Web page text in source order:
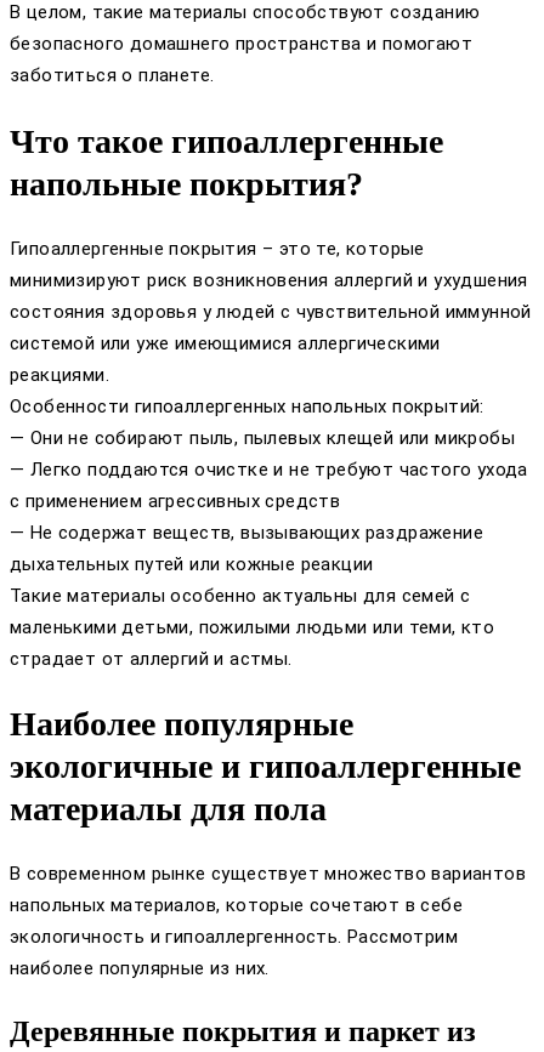
В целом, такие материалы способствуют созданию
безопасного домашнего пространства и помогают
заботиться о планете.
Что такое гипоаллергенные
напольные покрытия?
Гипоаллергенные покрытия – это те, которые
минимизируют риск возникновения аллергий и ухудшения
состояния здоровья у людей с чувствительной иммунной
системой или уже имеющимися аллергическими
реакциями.
Особенности гипоаллергенных напольных покрытий:
— Они не собирают пыль, пылевых клещей или микробы
— Легко поддаются очистке и не требуют частого ухода
с применением агрессивных средств
— Не содержат веществ, вызывающих раздражение
дыхательных путей или кожные реакции
Такие материалы особенно актуальны для семей с
маленькими детьми, пожилыми людьми или теми, кто
страдает от аллергий и астмы.
Наиболее популярные
экологичные и гипоаллергенные
материалы для пола
В современном рынке существует множество вариантов
напольных материалов, которые сочетают в себе
экологичность и гипоаллергенность. Рассмотрим
наиболее популярные из них.
Деревянные покрытия и паркет из